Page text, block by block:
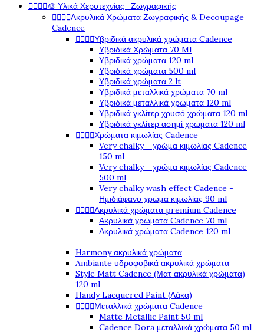
🎨 Υλικά Χεροτεχνίας- Ζωγραφικής
Ακρυλικά Χρώματα Ζωγραφικής & Decoupage
Cadence
Υβριδικά ακρυλικά χρώματα Cadence
Υβριδικά Χρώματα 70 Ml
Υβριδικά χρώματα 120 ml
Υβριδικά χρώματα 500 ml
Υβριδικά χρώματα 2 lt
Υβριδικά μεταλλικά χρώματα 70 ml
Υβριδικά μεταλλικά χρώματα 120 ml
Υβριδικά γκλίτερ χρυσό χρώματα 120 ml
Υβριδικά γκλίτερ ασημί χρώματα 120 ml
Χρώματα κιμωλίας Cadence
Very chalky - χρώμα κιμωλίας Cadence
150 ml
Very chalky - χρώμα κιμωλίας Cadence
500 ml
Very chalky wash effect Cadence -
Ημιδιάφανο χρώμα κιμωλίας 90 ml
Ακρυλικά χρώματα premium Cadence
Ακρυλικά χρώματα Cadence 70 ml
Ακρυλικά χρώματα Cadence 120 ml
Harmony ακρυλικά χρώματα
Ambiante υδροφοβικά ακρυλικά χρώματα
Style Matt Cadence (Ματ ακρυλικά χρώματα)
120 ml
Handy Lacquered Paint (Λάκα)
Μεταλλικά χρώματα Cadence
Matte Metallic Paint 50 ml
Cadence Dora μεταλλικά χρώματα 50 ml